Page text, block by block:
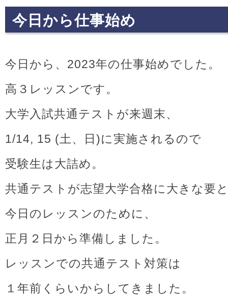
今日から仕事始め
今日から、2023年の仕事始めでした。
高３レッスンです。
大学入試共通テストが来週末、
1/14, 15 (土、日)に実施されるので
受験生は大詰め。
共通テストが志望大学合格に大きな要
今日のレッスンのために、
正月２日から準備しました。
レッスンでの共通テスト対策は
１年前くらいからしてきました。